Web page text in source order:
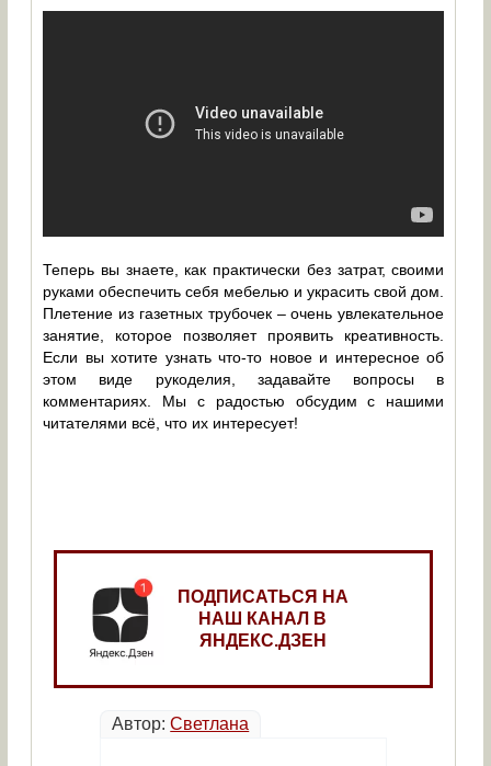
Теперь вы знаете, как практически без затрат, своими
руками обеспечить себя мебелью и украсить свой дом.
Плетение из газетных трубочек – очень увлекательное
занятие, которое позволяет проявить креативность.
Если вы хотите узнать что-то новое и интересное об
этом виде рукоделия, задавайте вопросы в
комментариях. Мы с радостью обсудим с нашими
читателями всё, что их интересует!
ПОДПИСАТЬСЯ НА
НАШ КАНАЛ В
ЯНДЕКС.ДЗЕН
Автор:Светлана